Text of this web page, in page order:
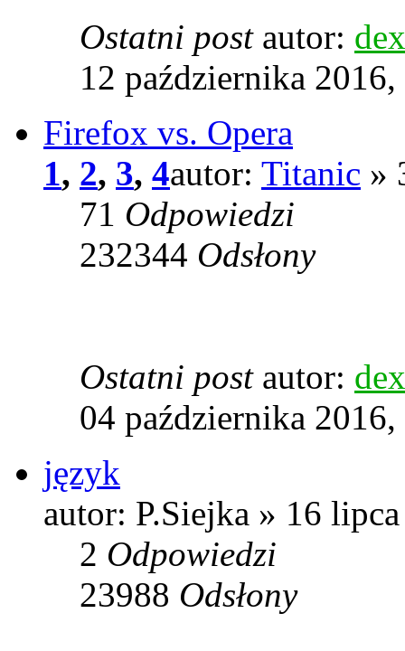
Ostatni post autor:
12 października
Firefox vs. Opera
1, 2, 3, 4autor: Titanic »
71 Odpowiedzi
232344 Odsłony
Ostatni post autor:
04 października
język
autor: P.Siejka » 16
2 Odpowiedzi
23988 Odsłony